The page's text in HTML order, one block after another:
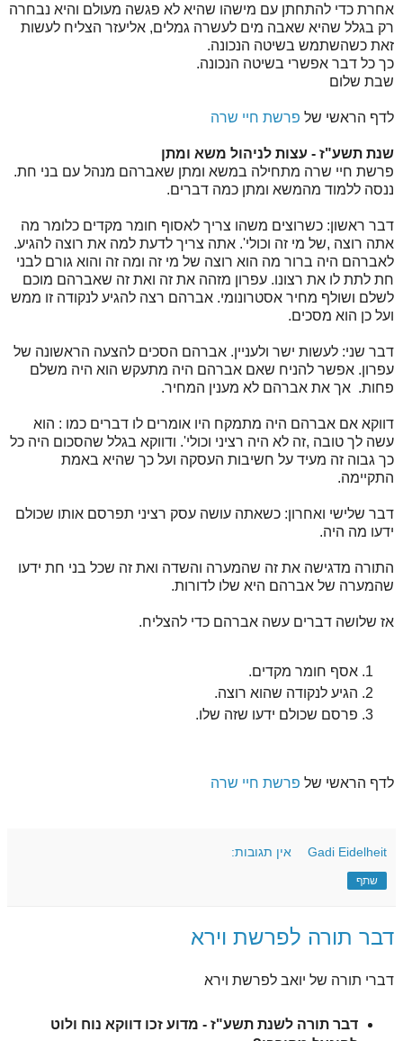
אחרת כדי להתחתן עם מישהו שהיא לא פגשה מעולם והיא נבחרה
רק בגלל שהיא שאבה מים לעשרה גמלים, אליעזר הצליח לעשות
זאת כשהשתמש בשיטה הנכונה.
כך כל דבר אפשרי בשיטה הנכונה.
שבת שלום
לדף הראשי של פרשת חיי שרה
שנת תשע"ז - עצות לניהול משא ומתן
פרשת חיי שרה מתחילה במשא ומתן שאברהם מנהל עם בני חת.
ננסה ללמוד מהמשא ומתן כמה דברים.
דבר ראשון: כשרוצים משהו צריך לאסוף חומר מקדים כלומר מה
אתה רוצה ,של מי זה וכולי'. אתה צריך לדעת למה את רוצה להגיע.
לאברהם היה ברור מה הוא רוצה של מי זה ומה זה והוא גורם לבני
חת לתת לו את רצונו. עפרון מזהה את זה ואת זה שאברהם מוכם
לשלם ושולף מחיר אסטרונומי. אברהם רצה להגיע לנקודה זו ממש
ועל כן הוא מסכים.
דבר שני: לעשות ישר ולעניין. אברהם הסכים להצעה הראשונה של
עפרון. אפשר להניח שאם אברהם היה מתעקש הוא היה משלם
פחות. אך את אברהם לא מענין המחיר.
דווקא אם אברהם היה מתמקח היו אומרים לו דברים כמו : הוא
עשה לך טובה ,זה לא היה רציני וכולי'. ודווקא בגלל שהסכום היה כל
כך גבוה זה מעיד על חשיבות העסקה ועל כך שהיא באמת
התקיימה.
דבר שלישי ואחרון: כשאתה עושה עסק רציני תפרסם אותו שכולם
ידעו מה היה.
התורה מדגישה את זה שהמערה והשדה ואת זה שכל בני חת ידעו
שהמערה של אברהם היא שלו לדורות.
אז שלושה דברים עשה אברהם כדי להצליח.
אסף חומר מקדים.
הגיע לנקודה שהוא רוצה.
פרסם שכולם ידעו שזה שלו.
לדף הראשי של פרשת חיי שרה
Gadi Eidelheit אין תגובות:
שתף
דבר תורה לפרשת וירא
דברי תורה של יואב לפרשת וירא
דבר תורה לשנת תשע"ז - מדוע זכו דווקא נוח ולוט